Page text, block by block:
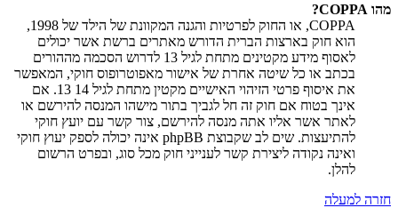
מהו COPPA?
COPPA, או החוק לפרטיות והגנה המקוונת של הילד של 1998,
הוא חוק בארצות הברית הדורש מאתרים ברשת אשר יכולים
לאסוף מידע מקטינים מתחת לגיל 13 לדרוש הסכמה מההורים
בכתב או כל שיטה אחרת של אישור מאפוטרופוס חוקי, המאפשר
את איסוף פרטי הזיהוי האישיים מקטין מתחת לגיל 14 13. אם
אינך בטוח אם חוק זה חל לגביך בתור מישהו המנסה להירשם או
לאתר אשר אליו אתה מנסה להירשם, צור קשר עם יועץ חוקי
להתיעצות. שים לב שקבוצת phpBB אינה יכולה לספק יעוץ חוקי
ואינה נקודה ליצירת קשר לענייני חוק מכל סוג, ובפרט הרשום
להלן.
חזרה למעלה